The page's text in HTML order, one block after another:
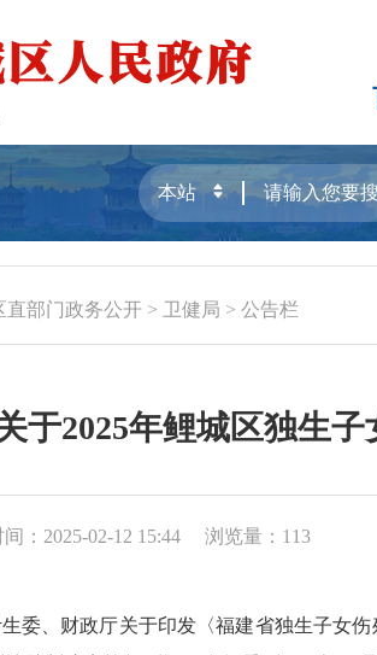
直部门政务公开 > 卫健局 > 公告栏
于2025年鲤城区独生
间：2025-02-12 15:44 浏览量： 113
、财政厅关于印发〈福建省独生子女伤